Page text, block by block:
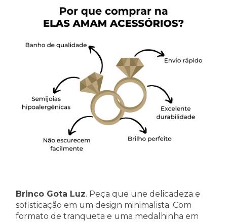
Brinco Gota Luz. Peça que une delicadeza e
sofisticação em um design minimalista. Com
formato de tranqueta e uma medalhinha em